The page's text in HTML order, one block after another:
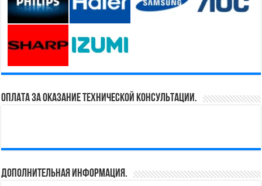
Оплата за оказание технической консультации.
Дополнительная информация.